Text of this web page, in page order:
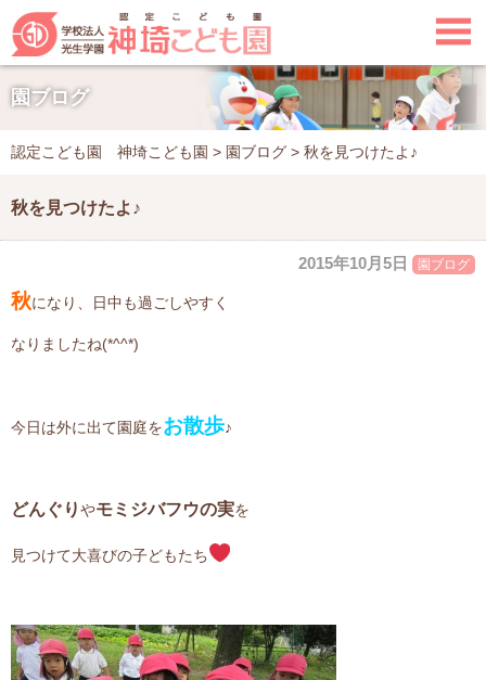

園ブログ
認定こども園 神埼こども園 > 園ブログ > 秋を見つけたよ♪
秋を見つけたよ♪
2015年10月5日 園ブログ
秋になり、日中も過ごしやすく
なりましたね(*^^*)
今日は外に出て園庭をお散歩♪
どんぐりやモミジバフウの実を
見つけて大喜びの子どもたち